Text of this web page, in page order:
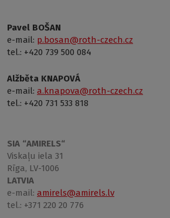
Pavel BOŠAN
e-mail: p.bosan@roth-czech.cz
tel.: +420 739 500 084
Alžběta KNAPOVÁ
e-mail: a.knapova@roth-czech.cz
tel.: +420 731 533 818
SIA “AMIRELS“
Viskaļu iela 31
Rīga, LV-1006
LATVIA
e-mail: amirels@amirels.lv
tel.: +371 220 20 776